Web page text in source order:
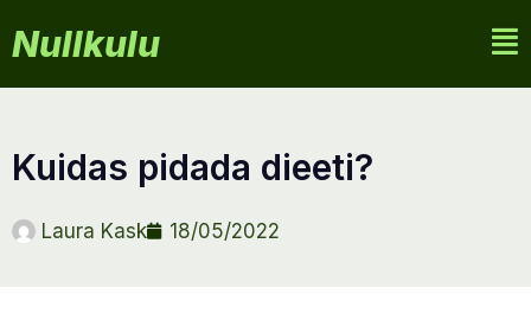
Nullkulu
kuidas pidada dieeti?
Laura Kask 18/05/2022